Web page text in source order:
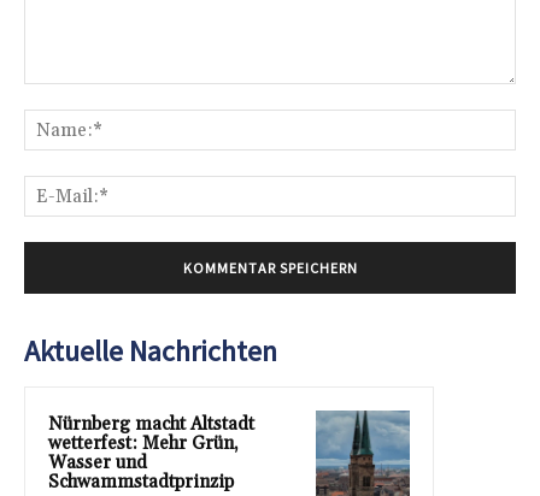
Aktuelle Nachrichten
Nürnberg macht Altstadt
wetterfest: Mehr Grün,
Wasser und
Schwammstadtprinzip